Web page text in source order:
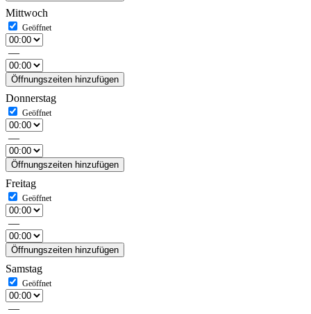
Mittwoch
—
Öffnungszeiten hinzufügen
Donnerstag
—
Öffnungszeiten hinzufügen
Freitag
—
Öffnungszeiten hinzufügen
Samstag
—